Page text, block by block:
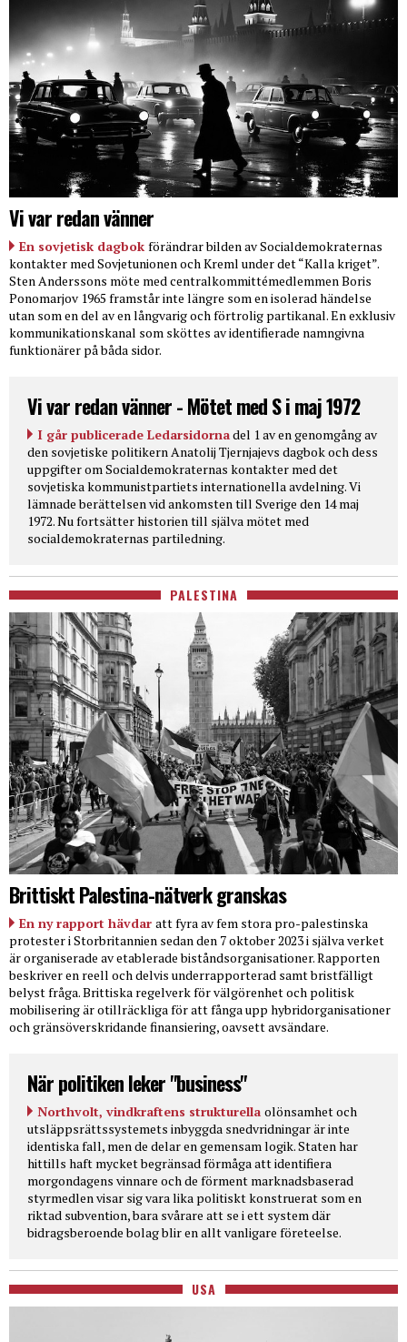
Vi var redan vänner
En sovjetisk dagbok förändrar bilden av Socialdemokraternas
kontakter med Sovjetunionen och Kreml under det “Kalla kriget”.
Sten Anderssons möte med centralkommittémedlemmen Boris
Ponomarjov 1965 framstår inte längre som en isolerad händelse
utan som en del av en långvarig och förtrolig partikanal. En exklusiv
kommunikationskanal som sköttes av identifierade namngivna
funktionärer på båda sidor.
Vi var redan vänner - Mötet med S i maj 1972
I går publicerade Ledarsidornadel 1 av en genomgång av
den sovjetiske politikern Anatolij Tjernjajevs dagbok och dess
uppgifter om Socialdemokraternas kontakter med det
sovjetiska kommunistpartiets internationella avdelning. Vi
lämnade berättelsen vid ankomsten till Sverige den 14 maj
1972. Nu fortsätter historien till själva mötet med
socialdemokraternas partiledning.
PALESTINA
Brittiskt Palestina-nätverk granskas
En ny rapport hävdar att fyra av fem stora pro-palestinska
protester i Storbritannien sedan den 7 oktober 2023 i själva verket
är organiserade av etablerade biståndsorganisationer. Rapporten
beskriver en reell och delvis underrapporterad samt bristfälligt
belyst fråga. Brittiska regelverk för välgörenhet och politisk
mobilisering är otillräckliga för att fånga upp hybridorganisationer
och gränsöverskridande finansiering, oavsett avsändare.
När politiken leker "business"
Northvolt, vindkraftens strukturella olönsamhet och
utsläppsrättssystemets inbyggda snedvridningar är inte
identiska fall, men de delar en gemensam logik. Staten har
hittills haft mycket begränsad förmåga att identifiera
morgondagens vinnare och de förment marknadsbaserad
styrmedlen visar sig vara lika politiskt konstruerat som en
riktad subvention, bara svårare att se i ett system där
bidragsberoende bolag blir en allt vanligare företeelse.
USA